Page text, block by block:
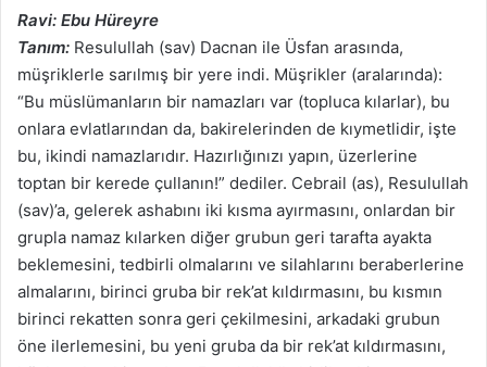
Ravi: Ebu Hüreyre
Tanım: Resulullah (sav) Dacnan ile Üsfan arasında,
müşriklerle sarılmış bir yere indi. Müşrikler (aralarında):
“Bu müslümanların bir namazları var (topluca kılarlar), bu
onlara evlatlarından da, bakirelerinden de kıymetlidir, işte
bu, ikindi namazlarıdır. Hazırlığınızı yapın, üzerlerine
toptan bir kerede çullanın!” dediler. Cebrail (as), Resulullah
(sav)’a, gelerek ashabını iki kısma ayırmasını, onlardan bir
grupla namaz kılarken diğer grubun geri tarafta ayakta
beklemesini, tedbirli olmalarını ve silahlarını beraberlerine
almalarını, birinci gruba bir rek’at kıldırmasını, bu kısmın
birinci rekatten sonra geri çekilmesini, arkadaki grubun
öne ilerlemesini, bu yeni gruba da bir rek’at kıldırmasını,